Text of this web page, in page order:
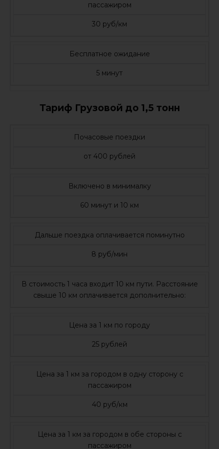
пассажиром
30 руб/км
Бесплатное ожидание
5 минут
Тариф Грузовой до 1,5 тонн
Почасовые поездки
от 400 рублей
Включено в минималку
60 минут и 10 км
Дальше поездка оплачивается поминутно
8 руб/мин
В стоимость 1 часа входит 10 км пути. Расстояние
свыше 10 км оплачивается дополнительно:
Цена за 1 км по городу
25 рублей
Цена за 1 км за городом в одну сторону с
пассажиром
40 руб/км
Цена за 1 км за городом в обе стороны с
пассажиром